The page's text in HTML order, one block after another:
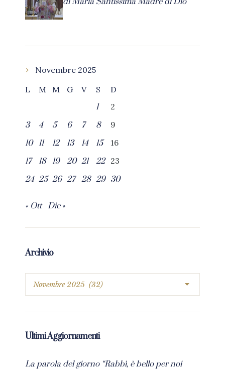
Novembre 2025
L
M M G V S
D
1
2
3
4 5 6 7 8
9
10
11 12 13 14 15
16
17
18 19 20 21 22 23
24 25 26 27 28 29 30
« Ott Dic »
Archivio
Ultimi Aggiornamenti
La parola del giorno “Rabbì, è bello per noi